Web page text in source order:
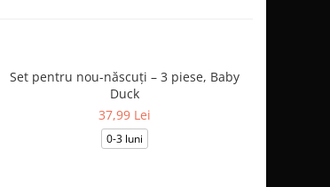
Set pentru nou-născuți – 3 piese, Baby
Duck
37,99 Lei
0-3 luni